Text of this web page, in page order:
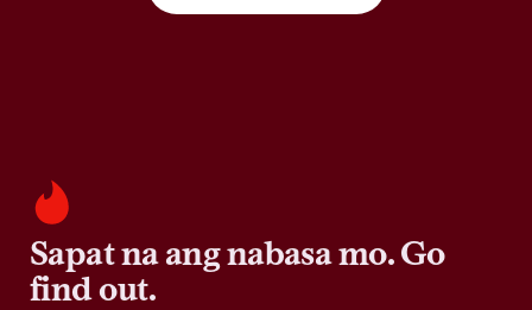
Sapat na ang nabasa mo. Go
find out.